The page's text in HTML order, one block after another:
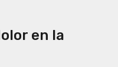
en la